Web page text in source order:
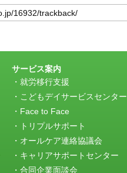
サービス案内
就労移行支援
こどもデイサービスセンター
Face to Face
トリプルサポート
オールケア連絡協議会
キャリアサポートセンター
合同企業面談会